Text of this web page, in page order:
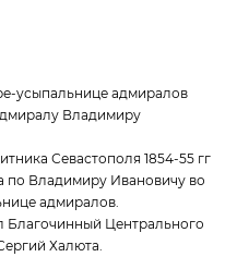
усыпальнице адмиралов
Владимиру
Севастополя 1854-55 гг
по Владимиру Ивановичу во
адмиралов.
Благочинный Центрального
Халюта.